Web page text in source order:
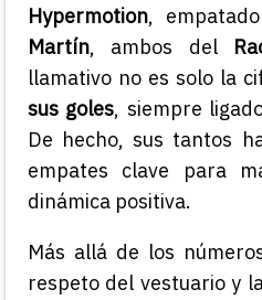
Hypermotion,
Martín, ambos del
llamativo no es solo la
sus goles, siempre
De hecho, sus tantos
empates clave para
dinámica positiva.
Más allá de los
respeto del vestuario y